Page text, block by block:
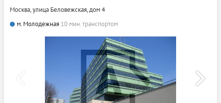
Москва, улица Беловежская, дом 4
м. Молодежная 10 мин. транспортом